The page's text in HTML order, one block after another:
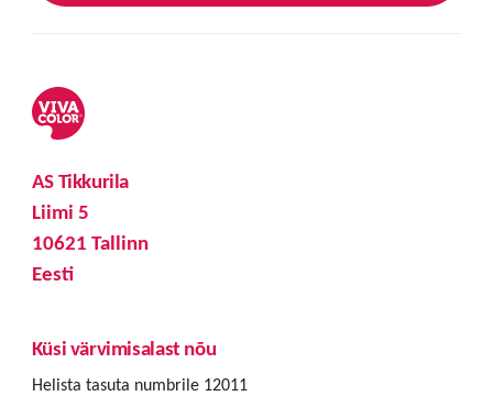
AS Tikkurila
Liimi 5
10621 Tallinn
Eesti
Küsi värvimisalast nõu
Helista tasuta numbrile 12011